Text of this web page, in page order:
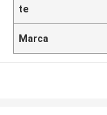
te
Marca